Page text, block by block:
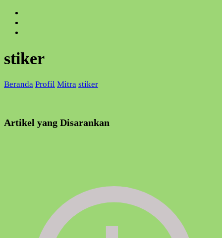
stiker
Beranda Profil Mitra stiker
Artikel yang Disarankan